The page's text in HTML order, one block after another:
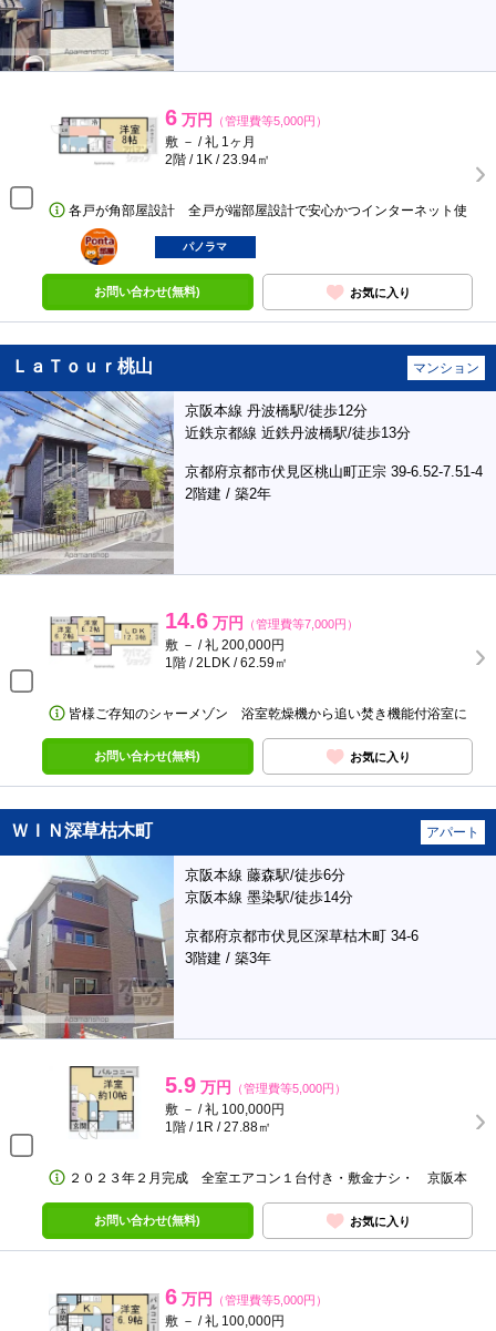
6 万円 （管理費等5,000円）
敷 － / 礼 1ヶ月
2階 / 1K / 23.94㎡
各戸が角部屋設計 全戸が端部屋設計で安心かつインターネット使
ポンタ
部屋
パノラマ
お問い合わせ(無料) お気に入り
ＬａＴｏｕｒ桃山 マンション
京阪本線 丹波橋駅/徒歩12分
近鉄京都線 近鉄丹波橋駅/徒歩13分
京都府京都市伏見区桃山町正宗 39-6.52-7.51-4
2階建 / 築2年
14.6 万円 （管理費等7,000円）
敷 － / 礼 200,000円
1階 / 2LDK / 62.59㎡
皆様ご存知のシャーメゾン 浴室乾燥機から追い焚き機能付浴室に
お問い合わせ(無料) お気に入り
ＷＩＮ深草枯木町 アパート
京阪本線 藤森駅/徒歩6分
京阪本線 墨染駅/徒歩14分
京都府京都市伏見区深草枯木町 34-6
3階建 / 築3年
5.9 万円 （管理費等5,000円）
敷 － / 礼 100,000円
1階 / 1R / 27.88㎡
２０２３年２月完成 全室エアコン１台付き・敷金ナシ・ 京阪本
お問い合わせ(無料) お気に入り
6 万円 （管理費等5,000円）
敷 － / 礼 100,000円